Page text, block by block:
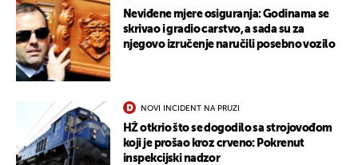
Neviđene mjere osiguranja: Godinama se
skrivao i gradio carstvo, a sada su za
njegovo izručenje naručili posebno vozilo
NOVI INCIDENT NA PRUZI
HŽ otkrio što se dogodilo sa strojovođom
koji je prošao kroz crveno: Pokrenut
inspekcijski nadzor